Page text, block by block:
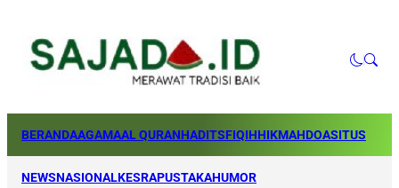
BERANDAAGAMAAL QURANHADITSFIQIHHIKMAHDOASITUS
NEWSNASIONALKESRAPUSTAKAHUMOR